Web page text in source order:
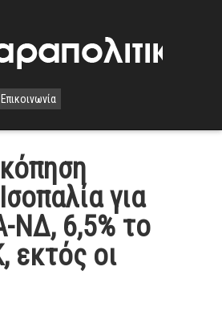
Επικοινωνία
για
ΝΔ, 6,5% το
εκτός οι